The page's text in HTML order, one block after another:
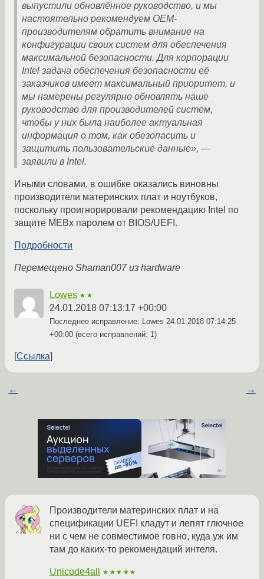
выпустили обновлённое руководство, и мы
настоятельно рекомендуем OEM-
производителям обратить внимание на
конфигурации своих систем для обеспечения
максимальной безопасности. Для корпорации
Intel задача обеспечения безопасности её
заказчиков имеет максимальный приоритет, и
мы намерены регулярно обновлять наше
руководство для производителей систем,
чтобы у них была наиболее актуальная
информация о том, как обезопасить и
защитить пользовательские данные», —
заявили в Intel.
Иными словами, в ошибке оказались виновны
производители материнских плат и ноутбуков,
поскольку проигнорировали рекомендацию Intel по
защите MEBx паролем от BIOS/UEFI.
Подробности
Перемещено Shaman007 из hardware
Lowes ★★
24.01.2018 07:13:17 +00:00
Последнее исправление: Lowes 24.01.2018 07:14:25
+00:00 (всего исправлений: 1)
Ссылка
← →
Производители материнских плат и на
спецификации UEFI кладут и лепят глючное
ни с чем не совместимое говно, куда уж им
там до каких-то рекомендаций интеля.
Unicode4all ★★★★★